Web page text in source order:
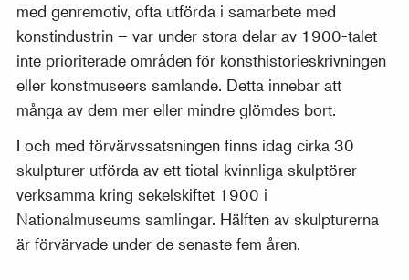
med genremotiv, ofta utförda i samarbete med
konstindustrin – var under stora delar av 1900-talet
inte prioriterade områden för konsthistorieskrivningen
eller konstmuseers samlande. Detta innebar att
många av dem mer eller mindre glömdes bort.
I och med förvärvssatsningen finns idag cirka 30
skulpturer utförda av ett tiotal kvinnliga skulptörer
verksamma kring sekelskiftet 1900 i
Nationalmuseums samlingar. Hälften av skulpturerna
är förvärvade under de senaste fem åren.